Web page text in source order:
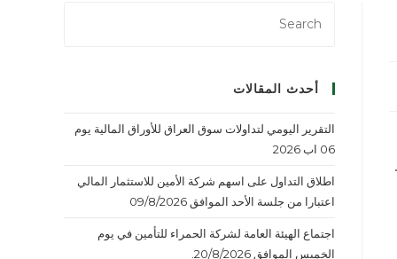
أحدث المقالات
التقرير اليومي لتداولات سوق العراق للأوراق المالية يوم
06 اب 2026
اطلاق التداول على اسهم شركة الأمين للاستثمار المالي
اعتبارا من جلسة الأحد الموافق 09/8/2026
اجتماع الهيئة العامة لشركة الحمراء للتأمين في يوم
الخميس الموافق 20/8/2026.